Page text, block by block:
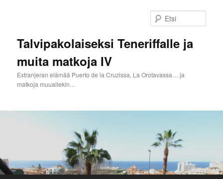
Talvipakolaiseksi Teneriffalle ja
muita matkoja IV
Extranjeran elämää Puerto de la Cruzissa, La Orotavassa… ja
matkoja muuallekin…